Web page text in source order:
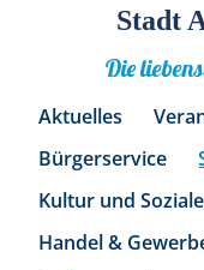
Stadt
Die
Aktuelles
Bürgerservice
Kultur und
Handel &